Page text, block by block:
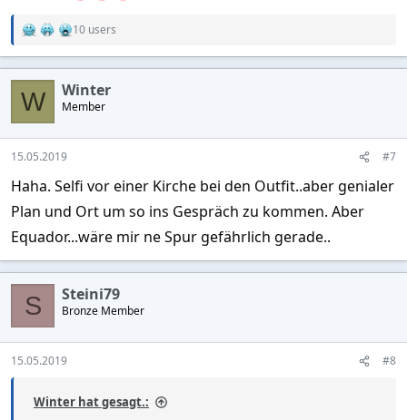
R
a
c
t
o
n
s
10 users
W Winter
Member
15.05.2019 #7
Haha. Selfi vor einer Kirche bei den Outfit..aber genialer
Plan und Ort um so ins Gespräch zu kommen. Aber
Equador...wäre mir ne Spur gefährlich gerade..
S Steini79
Bronze Member
15.05.2019 #8
Winter hat gesagt.: